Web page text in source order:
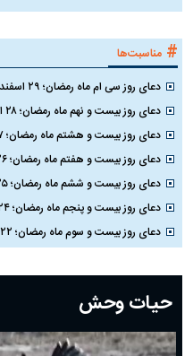
# مناسبت‌ها
دعای روز سی ام ماه رمضان؛ ۲۹ اسفند ۱۴۰۴
دعای روز بیست و نهم ماه رمضان؛ ۲۸ اسفند ۱۴۰۴
دعای روز بیست و هشتم ماه رمضان؛ ۲۷ اسفند ۱۴۰۴
دعای روز بیست و هفتم ماه رمضان؛ ۲۶ اسفند ۱۴۰۴
دعای روز بیست و ششم ماه رمضان؛ ۲۵ اسفند ۱۴۰۴
دعای روز بیست و پنجم ماه رمضان؛ ۲۴ اسفند ۱۴۰۴
دعای روز بیست و سوم ماه رمضان؛ ۲۲ اسفند ۱۴۰۴
دعای روز بیستم ماه رمضان؛ ۱۹ اسفند ۱۴۰۴
دعای روز هشتم ماه مبارک رمضان؛ ۷ اسفند ماه ۱۴۰۴
دعای روز هفتم ماه رمضان؛ ۶ اسفند ۱۴۰۴
حیات وحش